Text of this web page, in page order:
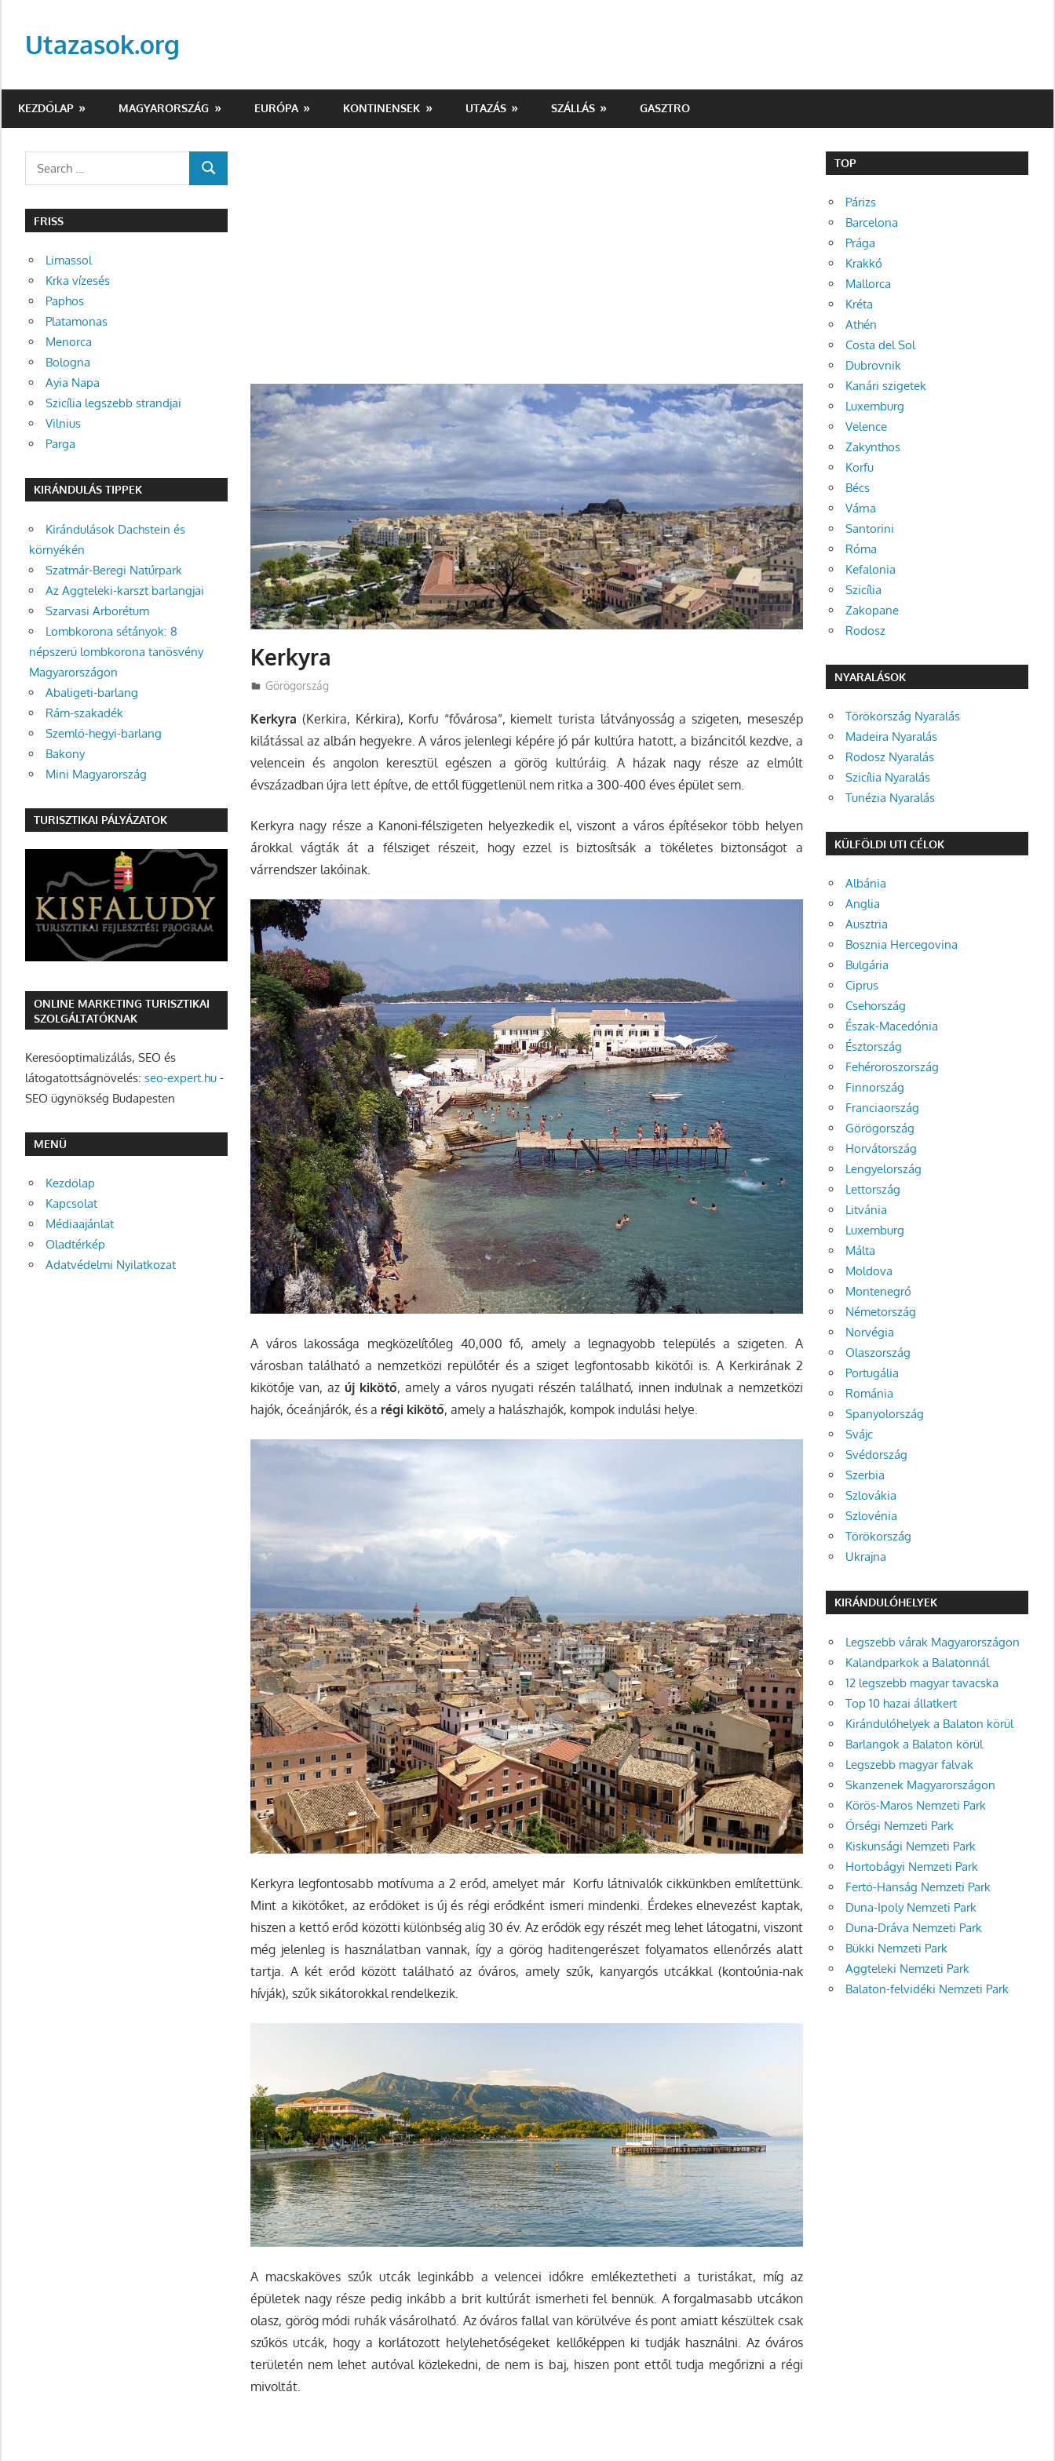
contentUtazasok.org
KEZDŐLAP MAGYARORSZÁG EURÓPA KONTINENSEK UTAZÁS SZÁLLÁS GASZTRO
Kerkyra
Utazasok.org
Görögország
Kerkyra (Kerkira, Kérkira), Korfu “fővárosa”, kiemelt turista látványosság a szigeten, meseszép
kilátással az albán hegyekre. A város jelenlegi képére jó pár kultúra hatott, a bizáncitól kezdve, a
velencein és angolon keresztül egészen a görög kultúráig. A házak nagy része az elmúlt
évszázadban újra lett építve, de ettől függetlenül nem ritka a 300-400 éves épület sem.
Kerkyra nagy része a Kanoni-félszigeten helyezkedik el, viszont a város építésekor több helyen
árokkal vágták át a félsziget részeit, hogy ezzel is biztosítsák a tökéletes biztonságot a
várrendszer lakóinak.
A város lakossága megközelítőleg 40,000 fő, amely a legnagyobb település a szigeten. A
városban található a nemzetközi repülőtér és a sziget legfontosabb kikötői is. A Kerkirának 2
kikötője van, azúj kikötő, amely a város nyugati részén található, innen indulnak a nemzetközi
hajók, óceánjárók, és a régi kikötő, amely a halászhajók, kompok indulási helye.
Kerkyra legfontosabb motívuma a 2 erőd, amelyet már Korfu látnivalók cikkünkben említettünk.
Mint a kikötőket, az erődöket is új és régi erődként ismeri mindenki. Érdekes elnevezést kaptak,
hiszen a kettő erőd közötti különbség alig 30 év. Az erődök egy részét meg lehet látogatni, viszont
még jelenleg is használatban vannak, így a görög haditengerészet folyamatos ellenőrzés alatt
tartja. A két erőd között található az óváros, amely szűk, kanyargós utcákkal (kontoúnia-nak
hívják), szűk sikátorokkal rendelkezik.
A macskaköves szűk utcák leginkább a velencei időkre emlékeztetheti a turistákat, míg az
épületek nagy része pedig inkább a brit kultúrát ismerheti fel bennük. A forgalmasabb utcákon
olasz, görög módi ruhák vásárolható. Az óváros fallal van körülvéve és pont amiatt készültek csak
szűkös utcák, hogy a korlátozott helylehetőségeket kellőképpen ki tudják használni. Az óváros
területén nem lehet autóval közlekedni, de nem is baj, hiszen pont ettől tudja megőrizni a régi
mivoltát.
SEARCH
FRISS
Limassol
Krka vízesés
Paphos
Platamonas
Menorca
Bologna
Ayia Napa
Szicília legszebb strandjai
Vilnius
Parga
KIRÁNDULÁS TIPPEK
Kirándulások Dachstein és
környékén
Szatmár-Beregi Natúrpark
Az Aggteleki-karszt barlangjai
Szarvasi Arborétum
Lombkorona sétányok: 8
népszerű lombkorona tanösvény
Magyarországon
Abaligeti-barlang
Rám-szakadék
Szemlő-hegyi-barlang
Bakony
Mini Magyarország
TURISZTIKAI PÁLYÁZATOK
ONLINE MARKETING TURISZTIKAI
SZOLGÁLTATÓKNAK
Keresőoptimalizálás, SEO és
látogatottságnövelés: seo-expert.hu -
SEO ügynökség Budapesten
MENÜ
Kezdőlap
Kapcsolat
Médiaajánlat
Oladtérkép
Adatvédelmi Nyilatkozat
TOP
Párizs
Barcelona
Prága
Krakkó
Mallorca
Kréta
Athén
Costa del Sol
Dubrovnik
Kanári szigetek
Luxemburg
Velence
Zakynthos
Korfu
Bécs
Várna
Santorini
Róma
Kefalonia
Szicília
Zakopane
Rodosz
NYARALÁSOK
Törökország Nyaralás
Madeira Nyaralás
Rodosz Nyaralás
Szicília Nyaralás
Tunézia Nyaralás
KÜLFÖLDI UTI CÉLOK
Albánia
Anglia
Ausztria
Bosznia Hercegovina
Bulgária
Ciprus
Csehország
Észak-Macedónia
Észtország
Fehéroroszország
Finnország
Franciaország
Görögország
Horvátország
Lengyelország
Lettország
Litvánia
Luxemburg
Málta
Moldova
Montenegró
Németország
Norvégia
Olaszország
Portugália
Románia
Spanyolország
Svájc
Svédország
Szerbia
Szlovákia
Szlovénia
Törökország
Ukrajna
KIRÁNDULÓHELYEK
Legszebb várak Magyarországon
Kalandparkok a Balatonnál
12 legszebb magyar tavacska
Top 10 hazai állatkert
Kirándulóhelyek a Balaton körül
Barlangok a Balaton körül
Legszebb magyar falvak
Skanzenek Magyarországon
Körös-Maros Nemzeti Park
Őrségi Nemzeti Park
Kiskunsági Nemzeti Park
Hortobágyi Nemzeti Park
Fertő-Hanság Nemzeti Park
Duna-Ipoly Nemzeti Park
Duna-Dráva Nemzeti Park
Bükki Nemzeti Park
Aggteleki Nemzeti Park
Balaton-felvidéki Nemzeti Park